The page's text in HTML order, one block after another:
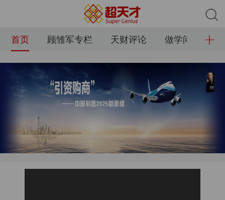
首页 顾雏军专栏 天财评论 做学问方法培